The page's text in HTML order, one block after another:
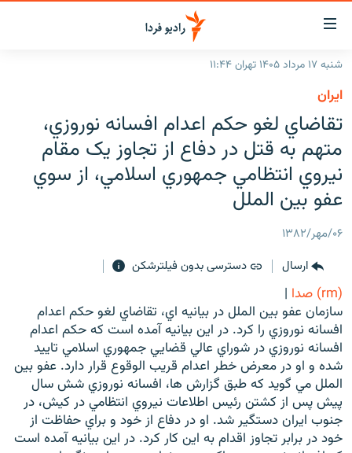
لینک‌های
قابلیت
دسترسی
بازگشت
به
اصلی
رفتن
صفحه
جستجو
ایران
جهان
رادیو
انتخاب کنید و بشنوید
برنامه‌های رادیویی
پادکست
چندرسانه‌ای
English
به ما بپیوندید
زبان‌های دیگر
شنبه ۱۷ مرداد ۱۴۰۵ تهران ۱۱:۴۴
ايران
تقاضاي لغو حکم اعدام افسانه نوروزي،
متهم به قتل در دفاع از تجاوز يک مقام
نيروي انتظامي جمهوري اسلامي، از سوي
عفو بين الملل
۰۶/مهر/۱۳۸۲
ارسال
دسترسی بدون فیلترشکن
(rm) صدا
|
سازمان عفو بين الملل در بيانيه اي، تقاضاي لغو حکم اعدام
افسانه نوروزي را کرد. در اين بيانيه آمده است که حکم اعدام
افسانه نوروزي در شوراي عالي قضايي جمهوري اسلامي تاييد
شده و او در معرض خطر اعدام قريب الوقوع قرار دارد. عفو بين
الملل مي گويد که طبق گزارش ها، افسانه نوروزي شش سال
پيش پس از کشتن رئيس اطلاعات نيروي انتظامي در کيش، در
جنوب ايران دستگير شد. او در دفاع از خود و براي حفاظت از
خود در برابر تجاوز اقدام به اين کار کرد. در اين بيانيه آمده است